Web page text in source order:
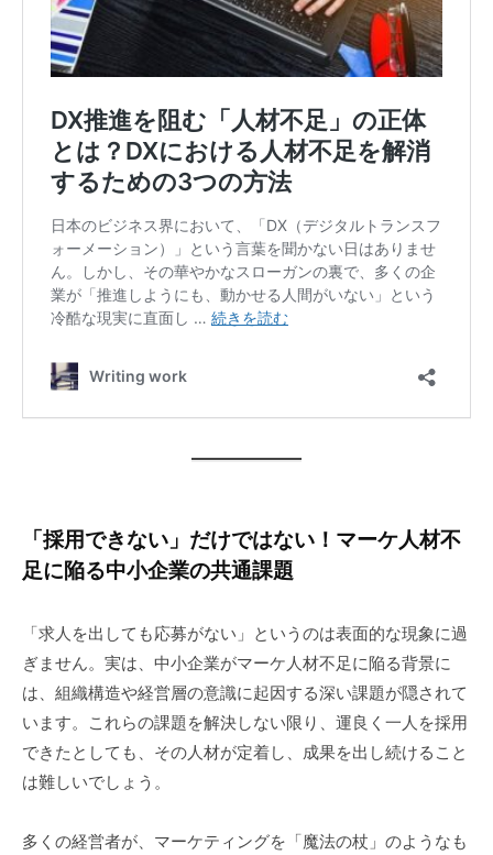
「採用できない」だけではない！マーケ人材不
足に陥る中小企業の共通課題
「求人を出しても応募がない」というのは表面的な現象に過
ぎません。実は、中小企業がマーケ人材不足に陥る背景に
は、組織構造や経営層の意識に起因する深い課題が隠されて
います。これらの課題を解決しない限り、運良く一人を採用
できたとしても、その人材が定着し、成果を出し続けること
は難しいでしょう。
多くの経営者が、マーケティングを「魔法の杖」のようなも